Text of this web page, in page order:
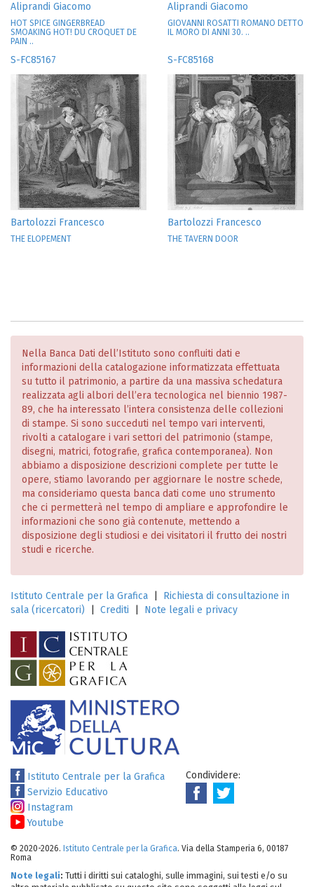
Aliprandi Giacomo
HOT SPICE GINGERBREAD
SMOAKING HOT! DU CROQUET DE
PAIN ..
Aliprandi Giacomo
GIOVANNI ROSATTI ROMANO DETTO
IL MORO DI ANNI 30. ..
S-FC85167
Bartolozzi Francesco
THE ELOPEMENT
S-FC85168
Bartolozzi Francesco
THE TAVERN DOOR
Nella Banca Dati dell’Istituto sono confluiti dati e
informazioni della catalogazione informatizzata effettuata
su tutto il patrimonio, a partire da una massiva schedatura
realizzata agli albori dell’era tecnologica nel biennio 1987-
89, che ha interessato l’intera consistenza delle collezioni
di stampe. Si sono succeduti nel tempo vari interventi,
rivolti a catalogare i vari settori del patrimonio (stampe,
disegni, matrici, fotografie, grafica contemporanea). Non
abbiamo a disposizione descrizioni complete per tutte le
opere, stiamo lavorando per aggiornare le nostre schede,
ma consideriamo questa banca dati come uno strumento
che ci permetterà nel tempo di ampliare e approfondire le
informazioni che sono già contenute, mettendo a
disposizione degli studiosi e dei visitatori il frutto dei nostri
studi e ricerche.
Istituto Centrale per la Grafica
Richiesta di consultazione in
sala (ricercatori)
Crediti Note legali e privacy
Istituto Centrale per la Grafica
Servizio Educativo
Instagram
Youtube
Condividere:
© 2020-2026. Istituto Centrale per la Grafica. Via della Stamperia 6, 00187
Roma
Note legali: Tutti i diritti sui cataloghi, sulle immagini, sui testi e/o su